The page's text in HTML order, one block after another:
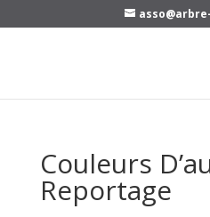
Couleurs
Reportage